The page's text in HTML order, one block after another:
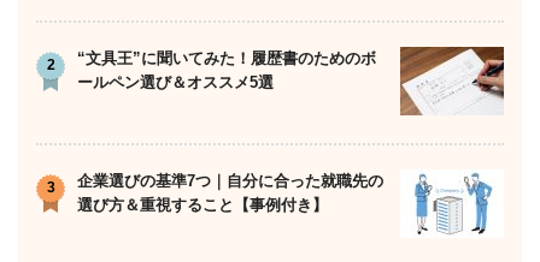
“文具王”に聞いてみた！履歴書のためのボ
ールペン選び＆オススメ5選
企業選びの基準7つ｜自分に合った就職先の
選び方＆重視すること【事例付き】